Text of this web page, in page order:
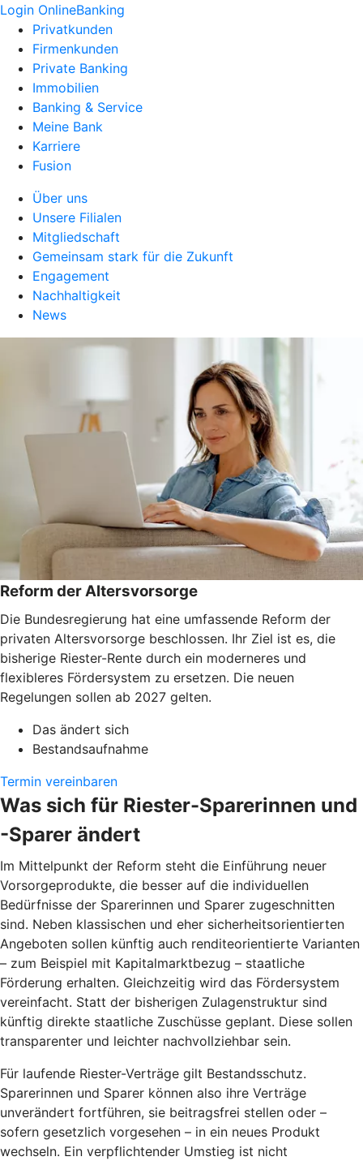
Login OnlineBanking
Privatkunden
Firmenkunden
Private Banking
Immobilien
Banking & Service
Meine Bank
Karriere
Fusion
Über uns
Unsere Filialen
Mitgliedschaft
Gemeinsam stark für die Zukunft
Engagement
Nachhaltigkeit
News
Reform der Altersvorsorge
Die Bundesregierung hat eine umfassende Reform der
privaten Altersvorsorge beschlossen. Ihr Ziel ist es, die
bisherige Riester-Rente durch ein moderneres und
flexibleres Fördersystem zu ersetzen. Die neuen
Regelungen sollen ab 2027 gelten.
Das ändert sich
Bestandsaufnahme
Termin vereinbaren
Was sich für Riester-Sparerinnen und
-Sparer ändert
Im Mittelpunkt der Reform steht die Einführung neuer
Vorsorgeprodukte, die besser auf die individuellen
Bedürfnisse der Sparerinnen und Sparer zugeschnitten
sind. Neben klassischen und eher sicherheitsorientierten
Angeboten sollen künftig auch renditeorientierte Varianten
– zum Beispiel mit Kapitalmarktbezug – staatliche
Förderung erhalten. Gleichzeitig wird das Fördersystem
vereinfacht. Statt der bisherigen Zulagenstruktur sind
künftig direkte staatliche Zuschüsse geplant. Diese sollen
transparenter und leichter nachvollziehbar sein.
Für laufende Riester-Verträge gilt Bestandsschutz.
Sparerinnen und Sparer können also ihre Verträge
unverändert fortführen, sie beitragsfrei stellen oder –
sofern gesetzlich vorgesehen – in ein neues Produkt
wechseln. Ein verpflichtender Umstieg ist nicht